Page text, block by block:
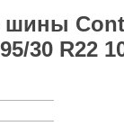
30 R22